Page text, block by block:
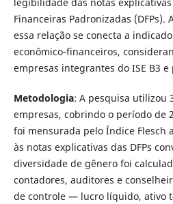
legibilidade das notas
Financeiras Padronizadas (DFPs).
essa relação se conecta a
econômico‑financeiros,
empresas integrantes do ISE B3 e
Metodologia: A pesquisa utilizou
empresas, cobrindo o período de
foi mensurada pelo Índice Flesch
às notas explicativas das DFPs
diversidade de gênero foi
contadores, auditores e
de controle — lucro líquido, ativo